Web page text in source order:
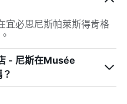
宜必思尼斯帕萊斯得肯格
- 尼斯在Musée